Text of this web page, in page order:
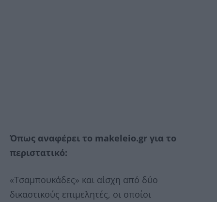
Όπως αναφέρει το makeleio.gr για το
περιστατικό:
«Τσαμπουκάδες» και αίσχη από δύο
δικαστικούς επιμελητές, οι οποίοι